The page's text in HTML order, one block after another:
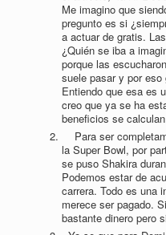
Me imagino que
pregunto es si
a actuar de gratis.
¿Quién se iba a
porque las
suele pasar y por
Entiendo que esa es
creo que ya se ha
beneficios se
Para ser
la Super Bowl, por
se puso Shakira
Podemos estar de
carrera. Todo es una
merece ser pagado.
bastante dinero pero